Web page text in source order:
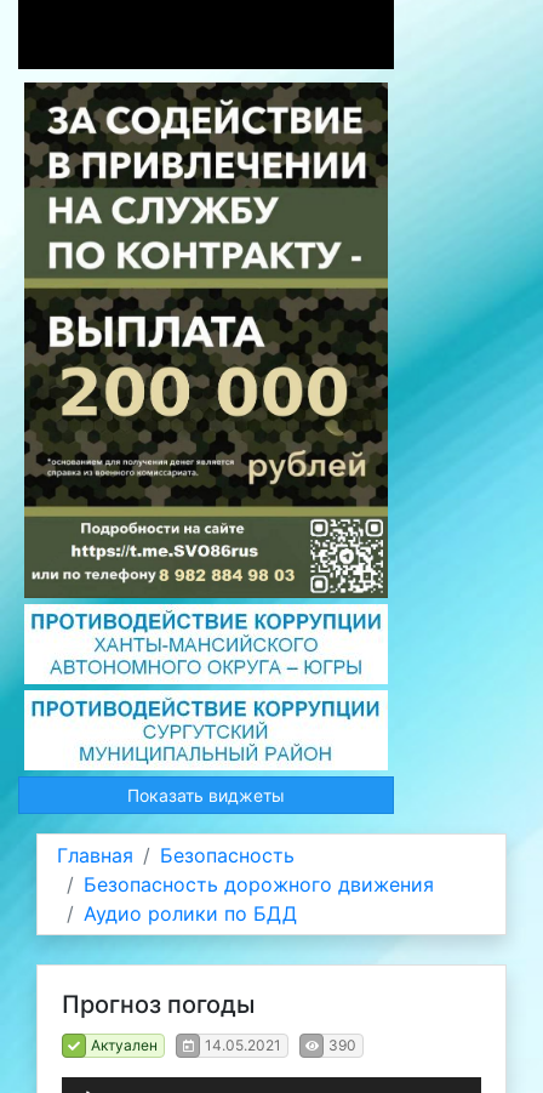
Показать виджеты
Главная
Безопасность
Безопасность дорожного движения
Аудио ролики по БДД
Прогноз погоды
Актуален 14.05.2021 390